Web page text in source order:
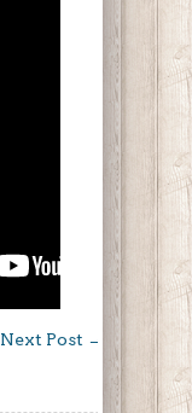
Next Post →